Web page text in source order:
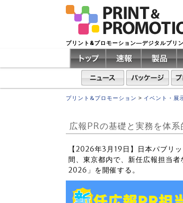
プリント&プロモーション―デジタルプリ
プリント&プロモーション > イベント・展
広報PRの基礎と実務を体
【2026年3月19日】日本パブリ
間、東京都内で、新任広報担当
2026」を開催する。